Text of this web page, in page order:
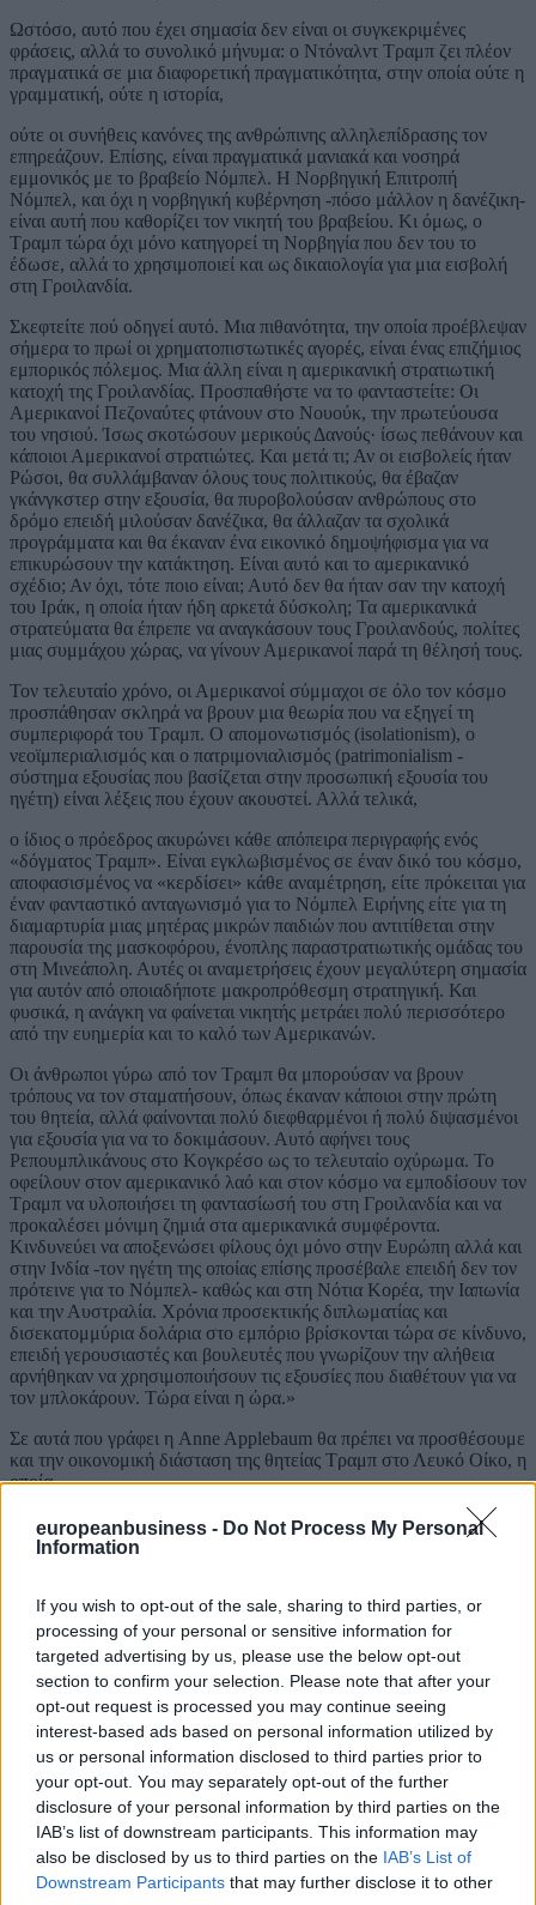
europeanbusiness - Do Not Process My Personal
Information
If you wish to opt-out of the sale, sharing to third parties, or
processing of your personal or sensitive information for
targeted advertising by us, please use the below opt-out
section to confirm your selection. Please note that after your
opt-out request is processed you may continue seeing
interest-based ads based on personal information utilized by
us or personal information disclosed to third parties prior to
your opt-out. You may separately opt-out of the further
disclosure of your personal information by third parties on the
IAB’s list of downstream participants. This information may
also be disclosed by us to third parties on the IAB’s List of
Downstream Participants that may further disclose it to other
Ωστόσο, αυτό που έχει σημασία δεν είναι οι συγκεκριμένες
φράσεις, αλλά το συνολικό μήνυμα: ο Ντόναλντ Τραμπ ζει πλέον
πραγματικά σε μια διαφορετική πραγματικότητα, στην οποία ούτε η
γραμματική, ούτε η ιστορία,
ούτε οι συνήθεις κανόνες της ανθρώπινης αλληλεπίδρασης τον
επηρεάζουν. Επίσης, είναι πραγματικά μανιακά και νοσηρά
εμμονικός με το βραβείο Νόμπελ. Η Νορβηγική Επιτροπή
Νόμπελ, και όχι η νορβηγική κυβέρνηση -πόσο μάλλον η δανέζικη-
είναι αυτή που καθορίζει τον νικητή του βραβείου. Κι όμως, ο
Τραμπ τώρα όχι μόνο κατηγορεί τη Νορβηγία που δεν του το
έδωσε, αλλά το χρησιμοποιεί και ως δικαιολογία για μια εισβολή
στη Γροιλανδία.
Σκεφτείτε πού οδηγεί αυτό. Μια πιθανότητα, την οποία προέβλεψαν
σήμερα το πρωί οι χρηματοπιστωτικές αγορές, είναι ένας επιζήμιος
εμπορικός πόλεμος. Μια άλλη είναι η αμερικανική στρατιωτική
κατοχή της Γροιλανδίας. Προσπαθήστε να το φανταστείτε: Οι
Αμερικανοί Πεζοναύτες φτάνουν στο Νουούκ, την πρωτεύουσα
του νησιού. Ίσως σκοτώσουν μερικούς Δανούς· ίσως πεθάνουν και
κάποιοι Αμερικανοί στρατιώτες. Και μετά τι; Αν οι εισβολείς ήταν
Ρώσοι, θα συλλάμβαναν όλους τους πολιτικούς, θα έβαζαν
γκάνγκστερ στην εξουσία, θα πυροβολούσαν ανθρώπους στο
δρόμο επειδή μιλούσαν δανέζικα, θα άλλαζαν τα σχολικά
προγράμματα και θα έκαναν ένα εικονικό δημοψήφισμα για να
επικυρώσουν την κατάκτηση. Είναι αυτό και το αμερικανικό
σχέδιο; Αν όχι, τότε ποιο είναι; Αυτό δεν θα ήταν σαν την κατοχή
του Ιράκ, η οποία ήταν ήδη αρκετά δύσκολη; Τα αμερικανικά
στρατεύματα θα έπρεπε να αναγκάσουν τους Γροιλανδούς, πολίτες
μιας συμμάχου χώρας, να γίνουν Αμερικανοί παρά τη θέλησή τους.
Τον τελευταίο χρόνο, οι Αμερικανοί σύμμαχοι σε όλο τον κόσμο
προσπάθησαν σκληρά να βρουν μια θεωρία που να εξηγεί τη
συμπεριφορά του Τραμπ. Ο απομονωτισμός (isolationism), ο
νεοϊμπεριαλισμός και ο πατριμονιαλισμός (patrimonialism -
σύστημα εξουσίας που βασίζεται στην προσωπική εξουσία του
ηγέτη) είναι λέξεις που έχουν ακουστεί. Αλλά τελικά,
ο ίδιος ο πρόεδρος ακυρώνει κάθε απόπειρα περιγραφής ενός
«δόγματος Τραμπ». Είναι εγκλωβισμένος σε έναν δικό του κόσμο,
αποφασισμένος να «κερδίσει» κάθε αναμέτρηση, είτε πρόκειται για
έναν φανταστικό ανταγωνισμό για το Νόμπελ Ειρήνης είτε για τη
διαμαρτυρία μιας μητέρας μικρών παιδιών που αντιτίθεται στην
παρουσία της μασκοφόρου, ένοπλης παραστρατιωτικής ομάδας του
στη Μινεάπολη. Αυτές οι αναμετρήσεις έχουν μεγαλύτερη σημασία
για αυτόν από οποιαδήποτε μακροπρόθεσμη στρατηγική. Και
φυσικά, η ανάγκη να φαίνεται νικητής μετράει πολύ περισσότερο
από την ευημερία και το καλό των Αμερικανών.
Οι άνθρωποι γύρω από τον Τραμπ θα μπορούσαν να βρουν
τρόπους να τον σταματήσουν, όπως έκαναν κάποιοι στην πρώτη
του θητεία, αλλά φαίνονται πολύ διεφθαρμένοι ή πολύ διψασμένοι
για εξουσία για να το δοκιμάσουν. Αυτό αφήνει τους
Ρεπουμπλικάνους στο Κογκρέσο ως το τελευταίο οχύρωμα. Το
οφείλουν στον αμερικανικό λαό και στον κόσμο να εμποδίσουν τον
Τραμπ να υλοποιήσει τη φαντασίωσή του στη Γροιλανδία και να
προκαλέσει μόνιμη ζημιά στα αμερικανικά συμφέροντα.
Κινδυνεύει να αποξενώσει φίλους όχι μόνο στην Ευρώπη αλλά και
στην Ινδία -τον ηγέτη της οποίας επίσης προσέβαλε επειδή δεν τον
πρότεινε για το Νόμπελ- καθώς και στη Νότια Κορέα, την Ιαπωνία
και την Αυστραλία. Χρόνια προσεκτικής διπλωματίας και
δισεκατομμύρια δολάρια στο εμπόριο βρίσκονται τώρα σε κίνδυνο,
επειδή γερουσιαστές και βουλευτές που γνωρίζουν την αλήθεια
αρνήθηκαν να χρησιμοποιήσουν τις εξουσίες που διαθέτουν για να
τον μπλοκάρουν. Τώρα είναι η ώρα.»
Σε αυτά που γράφει η Anne Applebaum θα πρέπει να προσθέσουμε
και την οικονομική διάσταση της θητείας Τραμπ στο Λευκό Οίκο, η
οποία
προσωρινά φαίνεται να είναι θετική, πλην όμως ο Τραμπ δεν
δείχνει να γνωρίζει ότι «πίσω έχει η αχλάδα την ουρά».
υπόψη τους ότι ο σημερινός πρόεδρος ενδιαφέρεται μόνο να
πουλάει φιγούρα και φούμαρα. Αντιθέτως, το κόμμα του θα
μπορούσε να εισπράξει μια βαθειά λαϊκή δυσαρέσκεια, όταν τα
δασμολογικά μέτρα θα αρχίσουν να έχουν επιπτώσεις στην
αμερικανική απασχόληση και στις τσέπες των καταναλωτών, ενώ
την ίδια στιγμή η Αμερική δεν θα έχει ούτε φίλους, αλλ’ ούτε και
ηθικό ανάστημα.
ΔΙΑΒΑΣΤΕ ΑΚΟΜΗ